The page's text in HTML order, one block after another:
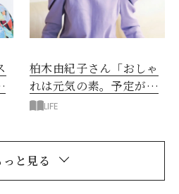
柏木由紀子さん「おしゃ
れは元気の素。予定がな
くても午後はおしゃれ
LIFE
っと見る